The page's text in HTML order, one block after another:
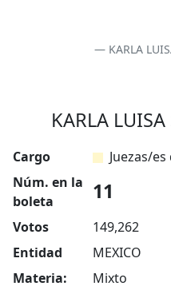
KARLA
KARLA
Cargo
Juezas/
Núm. en la
boleta
11
Votos
149,262
Entidad
MEXICO
Materia:
Mixto